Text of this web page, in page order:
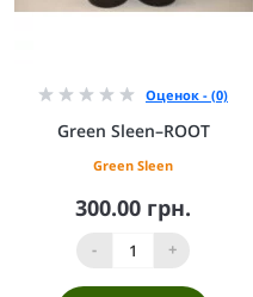
Оценок - (0)
Green Sleen–ROOT
Green Sleen
300.00 грн.
- +